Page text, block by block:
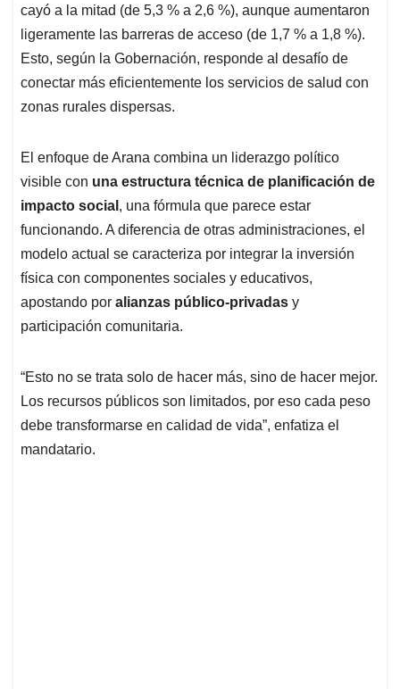
cayó a la mitad (de 5,3 % a 2,6 %), aunque aumentaron
ligeramente las barreras de acceso (de 1,7 % a 1,8 %).
Esto, según la Gobernación, responde al desafío de
conectar más eficientemente los servicios de salud con
zonas rurales dispersas.
El enfoque de Arana combina un liderazgo político
visible con una estructura técnica de planificación de
impacto social , una fórmula que parece estar
funcionando. A diferencia de otras administraciones, el
modelo actual se caracteriza por integrar la inversión
física con componentes sociales y educativos,
apostando por alianzas público-privadas y
participación comunitaria.
“Esto no se trata solo de hacer más, sino de hacer mejor.
Los recursos públicos son limitados, por eso cada peso
debe transformarse en calidad de vida”, enfatiza el
mandatario.